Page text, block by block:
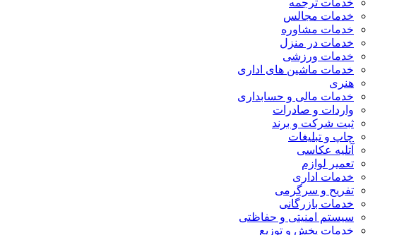
خدمات ترجمه
خدمات مجالس
خدمات مشاوره
خدمات در منزل
خدمات ورزشی
خدمات ماشین های اداری
هنری
خدمات مالی و حسابداری
واردات و صادرات
ثبت شرکت و برند
چاپ و تبلیغات
آتلیه عکاسی
تعمیر لوازم
خدمات اداری
تفریح و سرگرمی
خدمات بازرگانی
سیستم امنیتی و حفاظتی
خدمات پخش و توزیع